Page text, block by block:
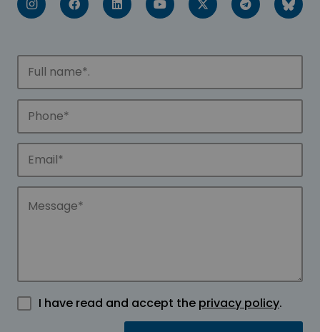
I have read and accept the privacy policy.